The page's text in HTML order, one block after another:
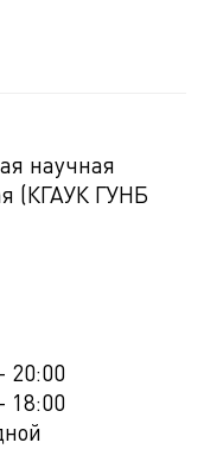
научная
(КГАУК ГУНБ
20:00
18:00